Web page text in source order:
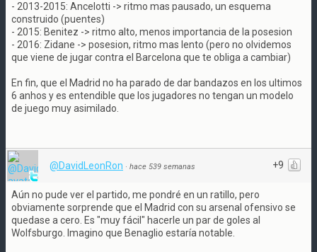
- 2013-2015: Ancelotti -> ritmo mas pausado, un esquema
construido (puentes)
- 2015: Benitez -> ritmo alto, menos importancia de la posesion
- 2016: Zidane -> posesion, ritmo mas lento (pero no olvidemos
que viene de jugar contra el Barcelona que te obliga a cambiar)
En fin, que el Madrid no ha parado de dar bandazos en los ultimos
6 anhos y es entendible que los jugadores no tengan un modelo
de juego muy asimilado.
+9
@DavidLeonRon · hace 539 semanas
Aún no pude ver el partido, me pondré en un ratillo, pero
obviamente sorprende que el Madrid con su arsenal ofensivo se
quedase a cero. Es "muy fácil" hacerle un par de goles al
Wolfsburgo. Imagino que Benaglio estaría notable.